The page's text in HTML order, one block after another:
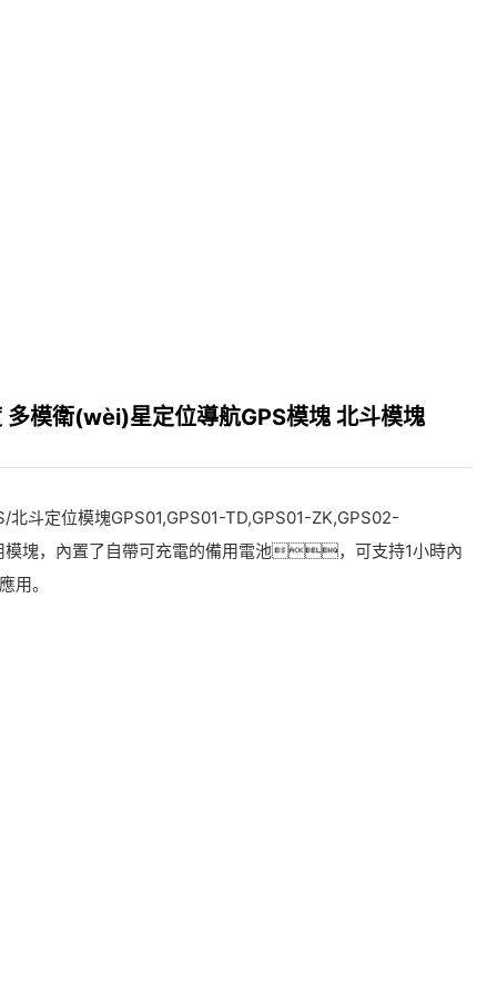
模衛(wèi)星定位導航GPS模塊 北斗模塊
北斗定位模塊GPS01,GPS01-TD,GPS01-ZK,GPS02-
模塊，內置了自帶可充電的備用電池，可支持1小時內
用。